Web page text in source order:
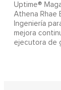
Uptime®
Athena Rhae
Ingeniería
mejora
ejecutora de